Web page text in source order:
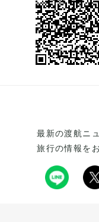
最新の渡航ニ
旅行の情報を